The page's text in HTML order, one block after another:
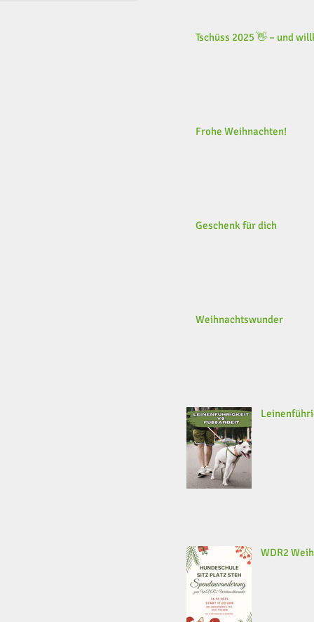
Tschüss 2025 👋 – und
Frohe Weihnachten!
Geschenk für dich
Weihnachtswunder
WDR2